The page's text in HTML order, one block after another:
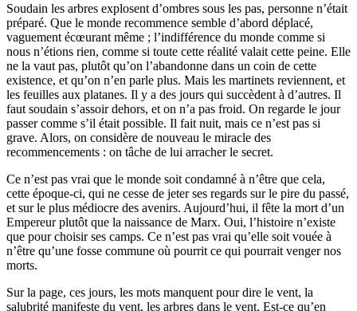
Soudain les arbres explosent d’ombres sous les pas, personne n’était
préparé. Que le monde recommence semble d’abord déplacé,
vaguement écœurant même ; l’indifférence du monde comme si
nous n’étions rien, comme si toute cette réalité valait cette peine. Elle
ne la vaut pas, plutôt qu’on l’abandonne dans un coin de cette
existence, et qu’on n’en parle plus. Mais les martinets reviennent, et
les feuilles aux platanes. Il y a des jours qui succèdent à d’autres. Il
faut soudain s’assoir dehors, et on n’a pas froid. On regarde le jour
passer comme s’il était possible. Il fait nuit, mais ce n’est pas si
grave. Alors, on considère de nouveau le miracle des
recommencements : on tâche de lui arracher le secret.
Ce n’est pas vrai que le monde soit condamné à n’être que cela,
cette époque-ci, qui ne cesse de jeter ses regards sur le pire du passé,
et sur le plus médiocre des avenirs. Aujourd’hui, il fête la mort d’un
Empereur plutôt que la naissance de Marx. Oui, l’histoire n’existe
que pour choisir ses camps. Ce n’est pas vrai qu’elle soit vouée à
n’être qu’une fosse commune où pourrit ce qui pourrait venger nos
morts.
Sur la page, ces jours, les mots manquent pour dire le vent, la
salubrité manifeste du vent, les arbres dans le vent. Est-ce qu’en